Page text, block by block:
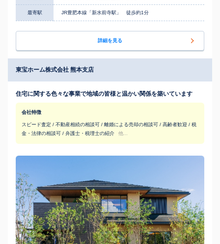
最寄駅 JR豊肥本線「新水前寺駅」 徒歩約1分
詳細を見る
東宝ホーム株式会社 熊本支店
住宅に関する色々な事業で地域の皆様と温かい関係を築いています
会社特徴
スピード査定 / 不動産相続の相談可 / 離婚による売却の相談可 / 高齢者歓迎 / 税
金・法律の相談可 / 弁護士・税理士の紹介
他...